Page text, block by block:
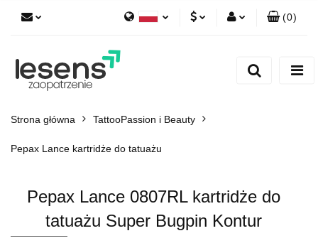
(0)
Strona główna TattooPassion i Beauty
Pepax Lance kartridże do tatuażu
Pepax Lance 0807RL kartridże do
tatuażu Super Bugpin Kontur